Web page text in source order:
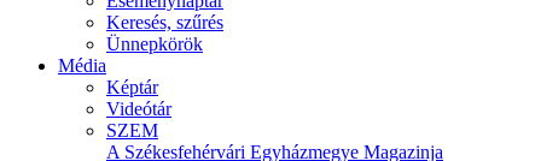
Keresés, szűrés
Ünnepkörök
Média
Képtár
Videótár
SZEM
A Székesfehérvári Egyházmegye Magazinja